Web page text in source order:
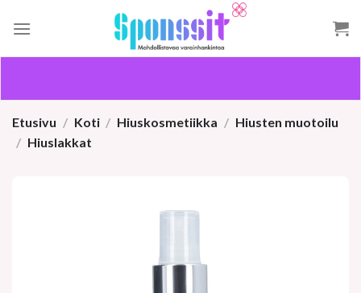
Etusivu / Koti / Hiuskosmetiikka / Hiusten muotoilu
/ Hiuslakkat